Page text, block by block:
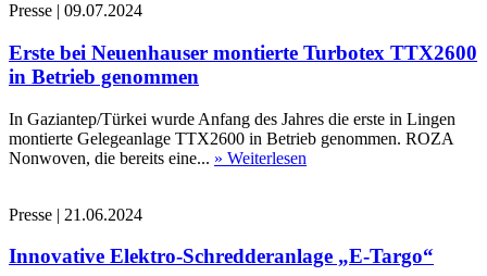
Presse | 09.07.2024
Erste bei Neuenhauser montierte Turbotex TTX2600
in Betrieb genommen
In Gaziantep/Türkei wurde Anfang des Jahres die erste in Lingen
montierte Gelegeanlage TTX2600 in Betrieb genommen. ROZA
Nonwoven, die bereits eine... » Weiterlesen
Presse | 21.06.2024
Innovative Elektro-Schredderanlage „E-Targo“